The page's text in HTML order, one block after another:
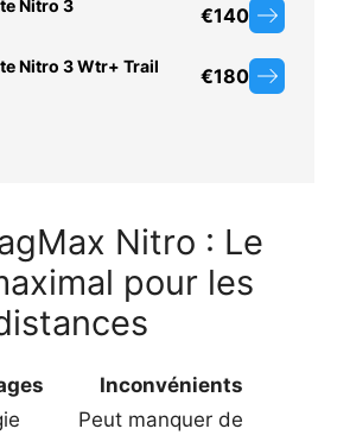
Nitro : Le
pour les
Inconvénients
Peut manquer de